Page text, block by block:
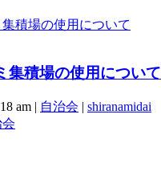
集積場の使用について
am | 自治会 | shiranamidai
会